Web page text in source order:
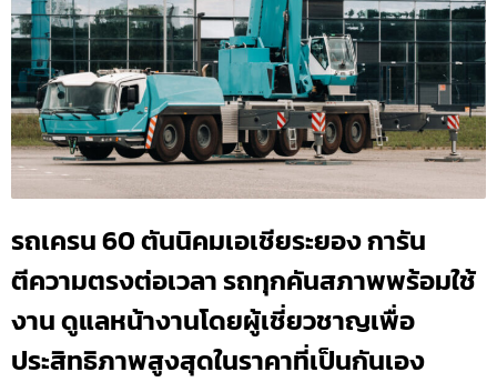
รถเครน 60 ตันนิคมเอเชียระยอง การัน
ตีความตรงต่อเวลา รถทุกคันสภาพพร้อมใช้
งาน ดูแลหน้างานโดยผู้เชี่ยวชาญเพื่อ
ประสิทธิภาพสูงสุดในราคาที่เป็นกันเอง